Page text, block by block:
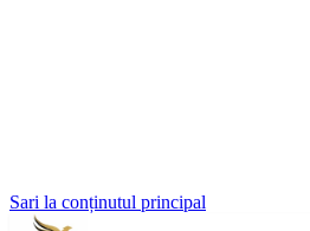
Sari la conținutul principal